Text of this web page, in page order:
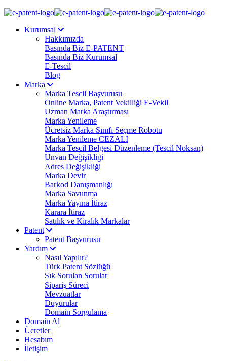
Kurumsal
Hakkımızda
Basında Biz E-PATENT
Basında Biz Kurumsal
E-Tescil
Blog
Marka
Marka Tescil Başvurusu
Online Marka, Patent Vekilliği E-Vekil
Uzman Marka Araştırması
Marka Yenileme
Ücretsiz Marka Sınıfı Seçme Robotu
Marka Yenileme CEZALI
Marka Tescil Belgesi Düzenleme (Tescil Noksan)
Unvan Değişikligi
Adres Değişikliği
Marka Devir
Barkod Danışmanlığı
Marka Savunma
Marka Yayına İtiraz
Karara İtiraz
Satılık ve Kiralık Markalar
Patent
Patent Başvurusu
Yardım
Nasıl Yapılır?
Türk Patent Sözlüğü
Sık Sorulan Sorular
Sipariş Süreci
Mevzuatlar
Duyurular
Domain Sorgulama
Domain Al
Ücretler
Hesabım
İletişim